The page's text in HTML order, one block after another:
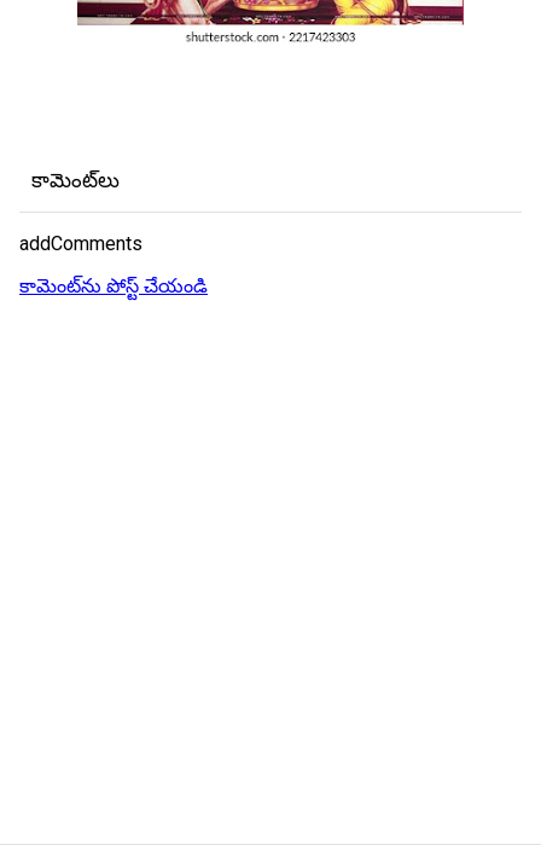
కామెంట్‌లు
addComments
కామెంట్‌ను పోస్ట్ చేయండి